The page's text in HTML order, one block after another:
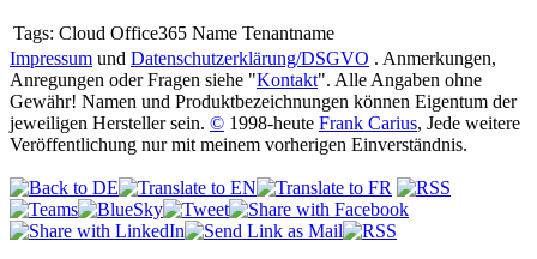
Tags: Cloud Office365 Name Tenantname
Impressum und Datenschutzerklärung/DSGVO . Anmerkungen,
Anregungen oder Fragen siehe "Kontakt". Alle Angaben ohne
Gewähr! Namen und Produktbezeichnungen können Eigentum der
jeweiligen Hersteller sein. © 1998-heute Frank Carius, Jede weitere
Veröffentlichung nur mit meinem vorherigen Einverständnis.